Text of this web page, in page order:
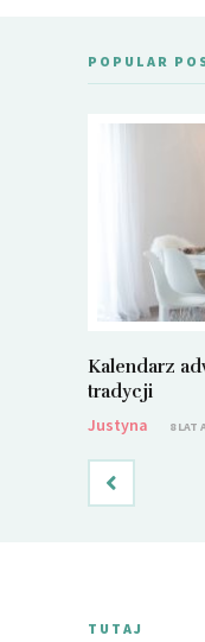
POPULAR
Kalendarz
tradycji
Justyna
8 LAT
TUTAJ